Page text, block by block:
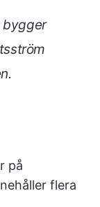
bygger
på
flera